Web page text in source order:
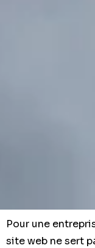
Pour une
site web ne sert